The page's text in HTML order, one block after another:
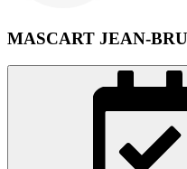
MASCART JEAN-